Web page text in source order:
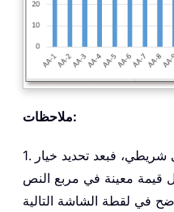
ملاحظات:
شريطي، فبعد تحديد خيار
قيمة معينة في مربع النص